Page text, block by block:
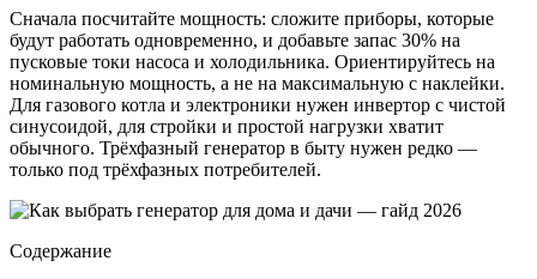
Сначала посчитайте мощность: сложите приборы, которые
будут работать одновременно, и добавьте запас 30% на
пусковые токи насоса и холодильника. Ориентируйтесь на
номинальную мощность, а не на максимальную с наклейки.
Для газового котла и электроники нужен инвертор с чистой
синусоидой, для стройки и простой нагрузки хватит
обычного. Трёхфазный генератор в быту нужен редко —
только под трёхфазных потребителей.
Содержание